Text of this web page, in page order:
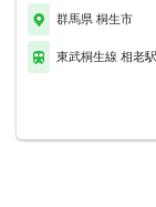
群馬県 桐生市
東武桐生線 相老